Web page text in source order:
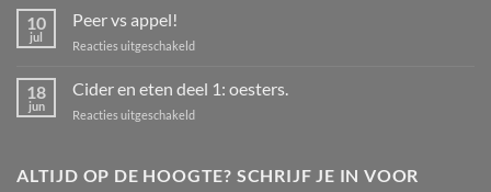
Vakantie
30
24
augustus
10
jul
Peer vs appel!
Reacties uitgeschakeldvoor
vs
appel!
18
jun
Cider en eten deel 1: oesters.
Reacties uitgeschakeldvoor
eten
ALTIJD OP DE HOOGTE? SCHRIJF JE IN VOOR